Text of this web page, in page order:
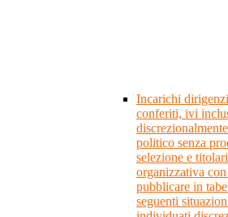
Incarichi
conferiti, ivi
politico senza
selezione e
organizzativa
pubblicare in
seguenti